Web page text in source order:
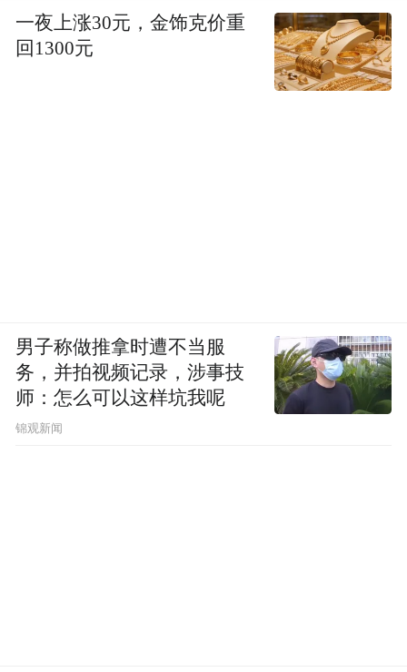
一夜上涨30元，金饰克价重
回1300元
男子称做推拿时遭不当服
务，并拍视频记录，涉事技
师：怎么可以这样坑我呢
锦观新闻